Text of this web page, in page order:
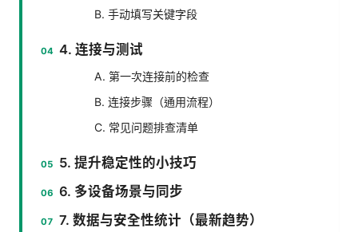
B. 手动填写关键字段
4. 连接与测试
A. 第一次连接前的检查
B. 连接步骤（通用流程）
C. 常见问题排查清单
5. 提升稳定性的小技巧
6. 多设备场景与同步
7. 数据与安全性统计（最新趋势）